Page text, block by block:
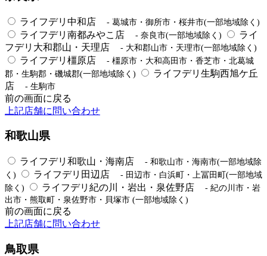
ライフデリ中和店 - 葛城市・御所市・桜井市(一部地域除く)
ライフデリ南都みやこ店 - 奈良市(一部地域除く)
ライ
フデリ大和郡山・天理店
- 大和郡山市・天理市(一部地域除く)
ライフデリ橿原店
- 橿原市・大和高田市・香芝市・北葛城
郡・生駒郡・磯城郡(一部地域除く)
ライフデリ生駒西旭ケ丘
店
- 生駒市
前の画面に戻る
上記店舗に問い合わせ
和歌山県
ライフデリ和歌山・海南店
- 和歌山市・海南市(一部地域除
く)
ライフデリ田辺店
- 田辺市・白浜町・上冨田町(一部地域
除く)
ライフデリ紀の川・岩出・泉佐野店
- 紀の川市・岩
出市・熊取町・泉佐野市・貝塚市 (一部地域除く)
前の画面に戻る
上記店舗に問い合わせ
鳥取県